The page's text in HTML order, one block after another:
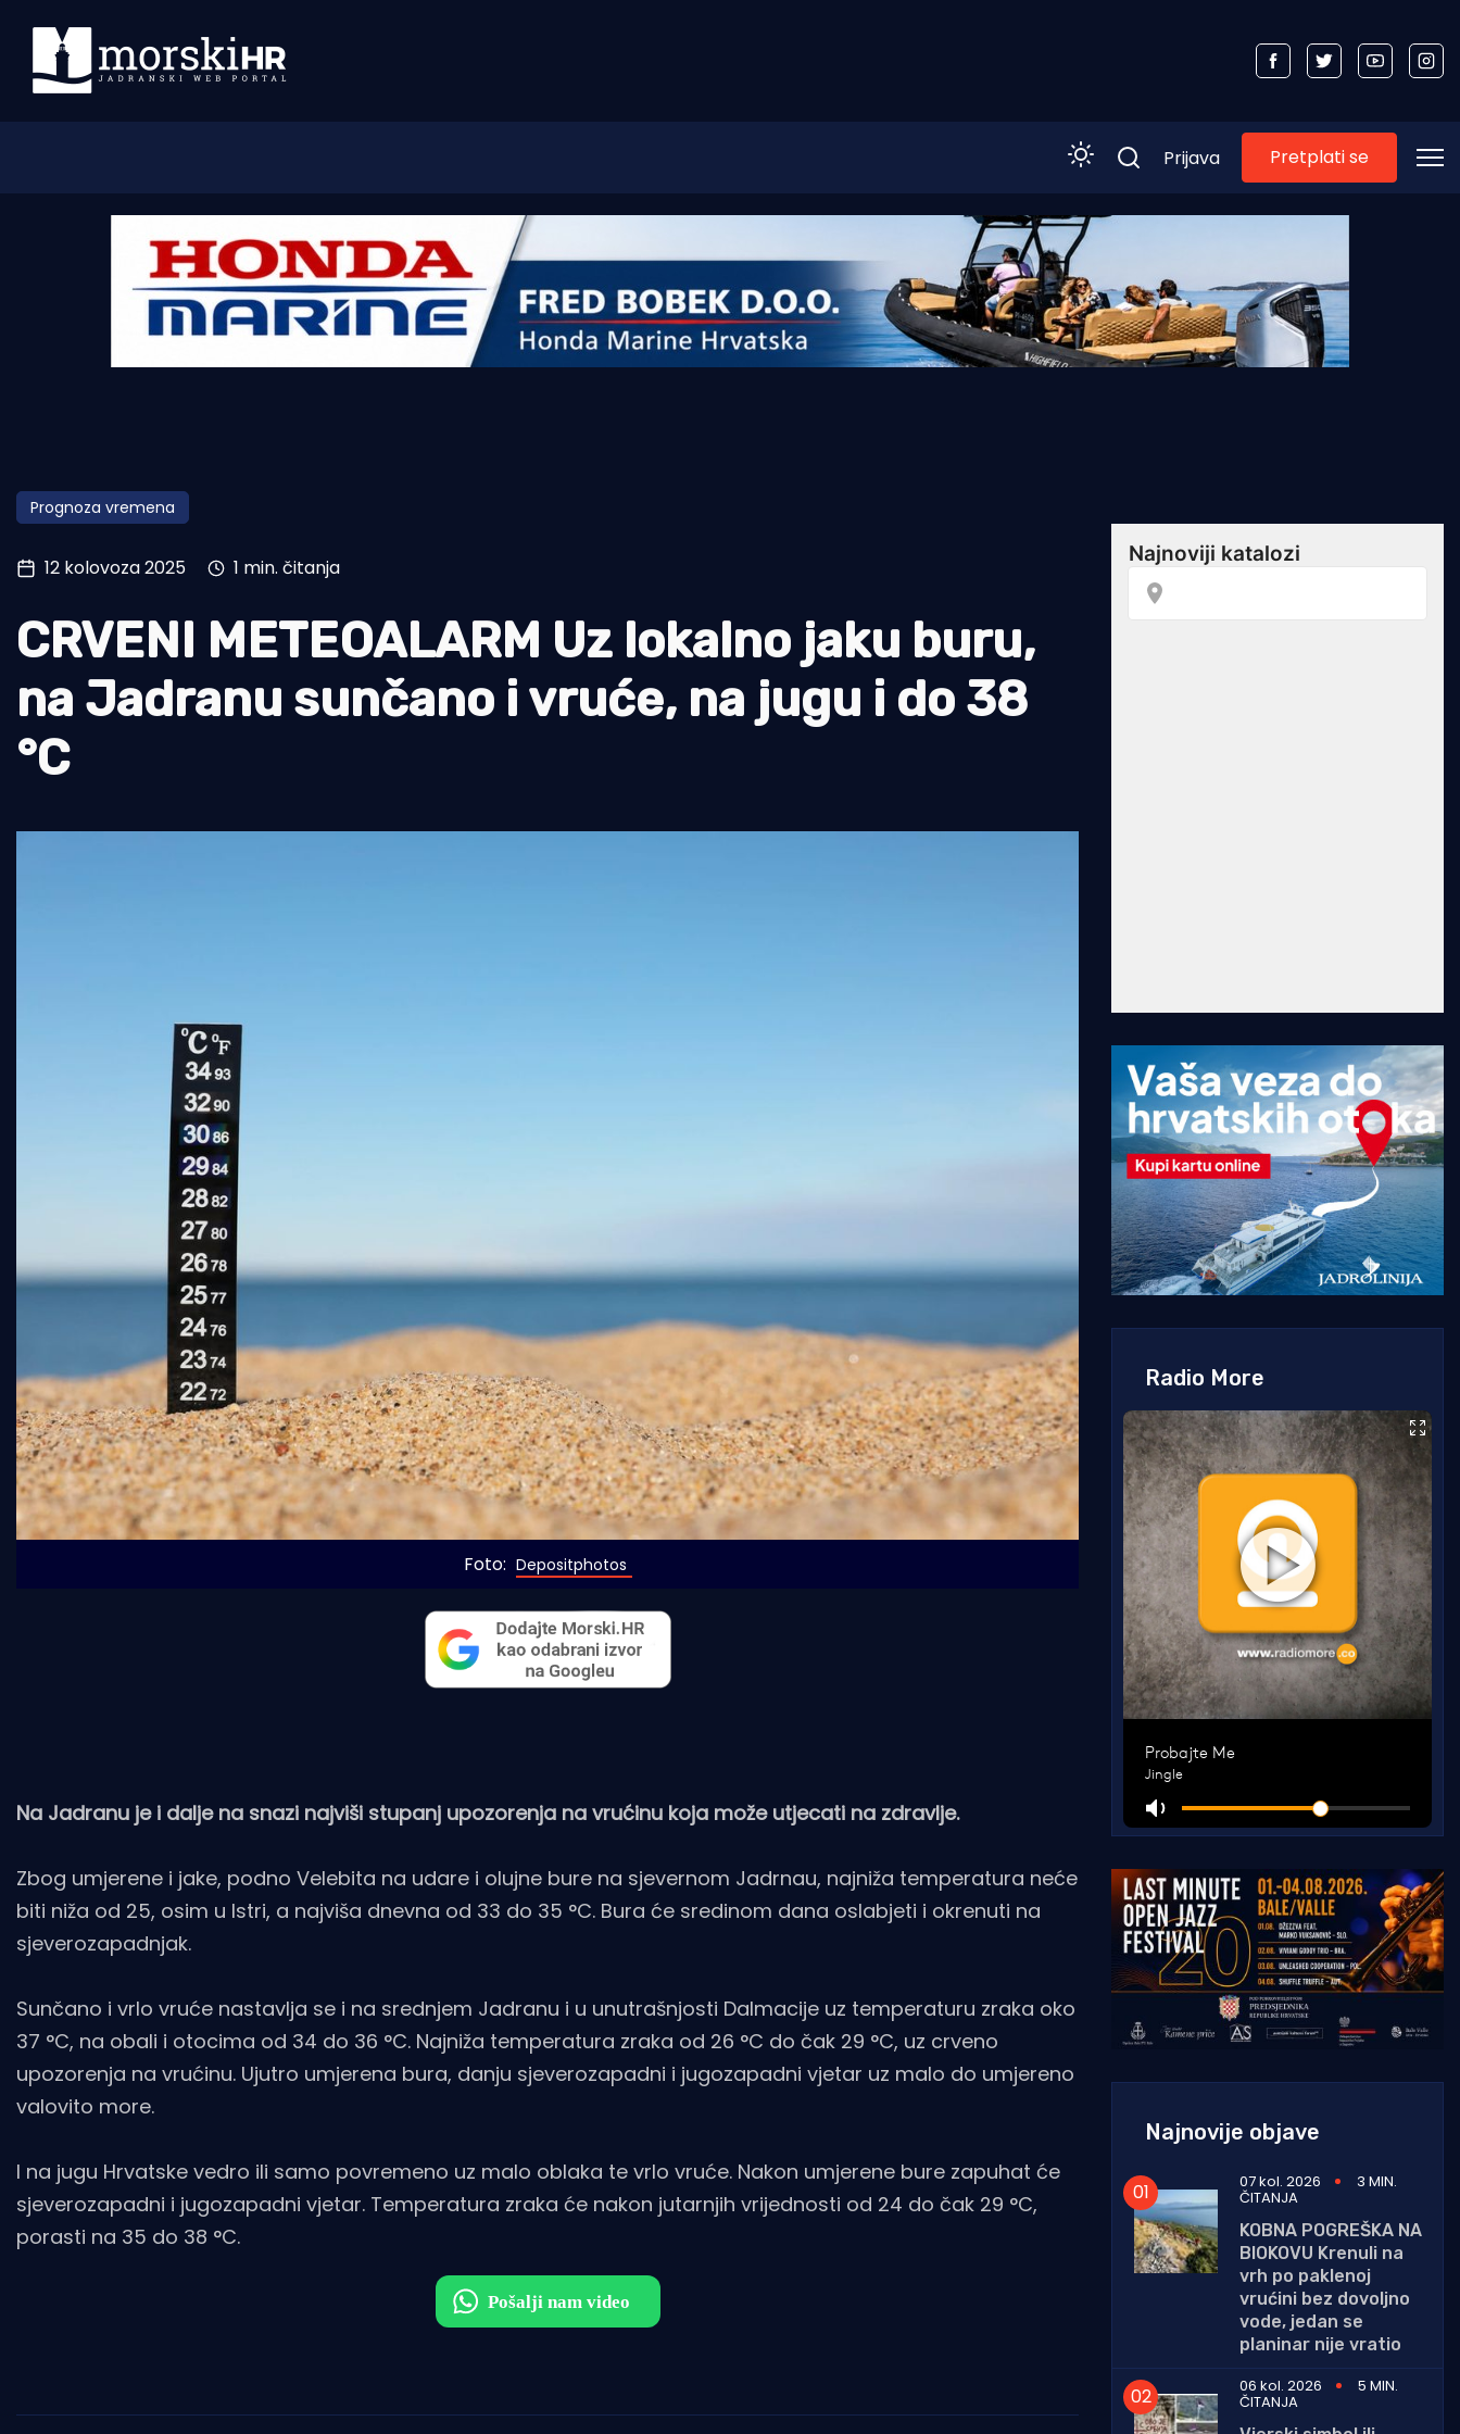
Morski plus
Pomorstvo
Ribolov
Tradicija i kultura
Prijava Pretplati se
Prognoza vremena
12 kolovoza 2025 1 min. čitanja
CRVENI METEOALARM Uz lokalno jaku buru,
na Jadranu sunčano i vruće, na jugu i do 38
°C
Foto: Depositphotos
Na Jadranu je i dalje na snazi najviši stupanj upozorenja na vrućinu koja može utjecati na zdravlje.
Zbog umjerene i jake, podno Velebita na udare i olujne bure na sjevernom Jadrnau, najniža temperatura neće
biti niža od 25, osim u Istri, a najviša dnevna od 33 do 35 °C. Bura će sredinom dana oslabjeti i okrenuti na
sjeverozapadnjak.
Sunčano i vrlo vruće nastavlja se i na srednjem Jadranu i u unutrašnjosti Dalmacije uz temperaturu zraka oko
37 °C, na obali i otocima od 34 do 36 °C. Najniža temperatura zraka od 26 °C do čak 29 °C, uz crveno
upozorenja na vrućinu. Ujutro umjerena bura, danju sjeverozapadni i jugozapadni vjetar uz malo do umjereno
valovito more.
I na jugu Hrvatske vedro ili samo povremeno uz malo oblaka te vrlo vruće. Nakon umjerene bure zapuhat će
sjeverozapadni i jugozapadni vjetar. Temperatura zraka će nakon jutarnjih vrijednosti od 24 do čak 29 °C,
porasti na 35 do 38 °C.
Radio More
Najnovije objave
07 kol. 2026 3 MIN.
ČITANJA
KOBNA POGREŠKA NA
BIOKOVU Krenuli na
vrh po paklenoj
vrućini bez dovoljno
vode, jedan se
planinar nije vratio
06 kol. 2026
5 MIN.
ČITANJA